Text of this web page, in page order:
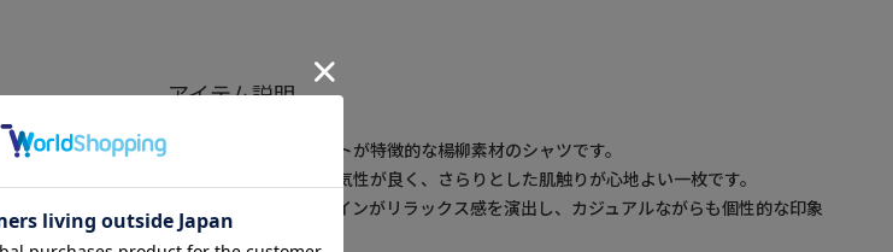
アイテム説明
独特の幾何学柄プリントが特徴的な楊柳素材のシャツです。
楊柳生地は軽やかで通気性が良く、さらりとした肌触りが心地よい一枚です。
オープンカラーのデザインがリラックス感を演出し、カジュアルながらも個性的な印象
を与えます。